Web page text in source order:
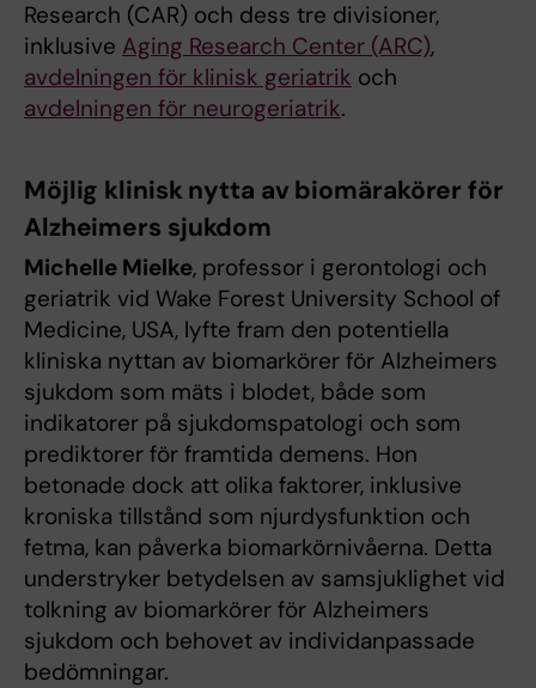
Research (CAR) och dess tre divisioner,
inklusive Aging Research Center (ARC),
avdelningen för klinisk geriatrik och
avdelningen för neurogeriatrik.
Möjlig klinisk nytta av biomärakörer för
Alzheimers sjukdom
Michelle Mielke, professor i gerontologi och
geriatrik vid Wake Forest University School of
Medicine, USA, lyfte fram den potentiella
kliniska nyttan av biomarkörer för Alzheimers
sjukdom som mäts i blodet, både som
indikatorer på sjukdomspatologi och som
prediktorer för framtida demens. Hon
betonade dock att olika faktorer, inklusive
kroniska tillstånd som njurdysfunktion och
fetma, kan påverka biomarkörnivåerna. Detta
understryker betydelsen av samsjuklighet vid
tolkning av biomarkörer för Alzheimers
sjukdom och behovet av individanpassade
bedömningar.